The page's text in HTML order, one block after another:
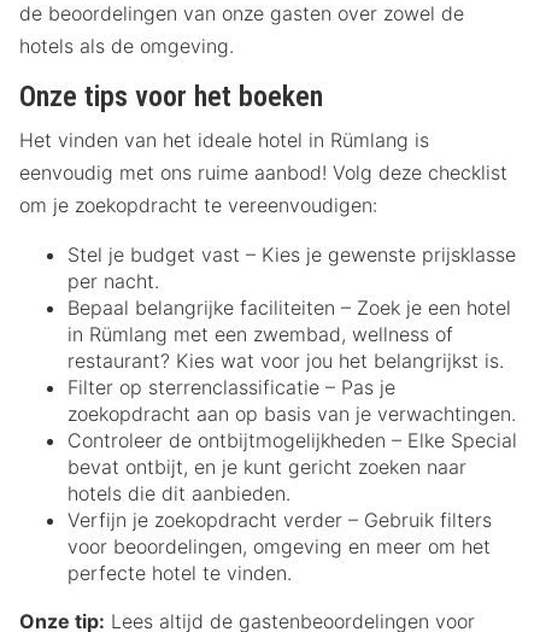
de beoordelingen van onze gasten over zowel de
hotels als de omgeving.
Onze tips voor het boeken
Het vinden van het ideale hotel in Rümlang is
eenvoudig met ons ruime aanbod! Volg deze checklist
om je zoekopdracht te vereenvoudigen:
Stel je budget vast – Kies je gewenste prijsklasse
per nacht.
Bepaal belangrijke faciliteiten – Zoek je een hotel
in Rümlang met een zwembad, wellness of
restaurant? Kies wat voor jou het belangrijkst is.
Filter op sterrenclassificatie – Pas je
zoekopdracht aan op basis van je verwachtingen.
Controleer de ontbijtmogelijkheden – Elke Special
bevat ontbijt, en je kunt gericht zoeken naar
hotels die dit aanbieden.
Verfijn je zoekopdracht verder – Gebruik filters
voor beoordelingen, omgeving en meer om het
perfecte hotel te vinden.
Onze tip: Lees altijd de gastenbeoordelingen voor